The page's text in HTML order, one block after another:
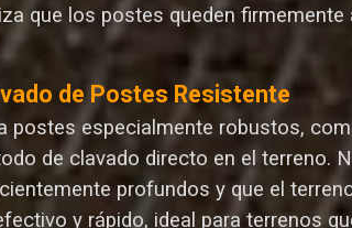
que los postes queden
de Postes Resistente
postes especialmente robustos,
de clavado directo en el terreno.
profundos y que el
y rápido, ideal para terrenos